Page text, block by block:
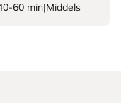
60 min|Middels